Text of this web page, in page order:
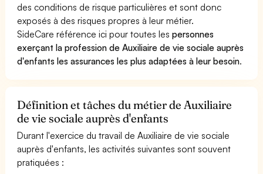
des conditions de risque particulières et sont donc
exposés à des risques propres à leur métier.
SideCare référence ici pour toutes lespersonnes
exerçant la profession de Auxiliaire de vie sociale auprès
d'enfants les assurances les plus adaptées à leur besoin.
Définition et tâches du métier de Auxiliaire
de vie sociale auprès d'enfants
Durant l'exercice du travail de Auxiliaire de vie sociale
auprès d'enfants, les activités suivantes sont souvent
pratiquées :